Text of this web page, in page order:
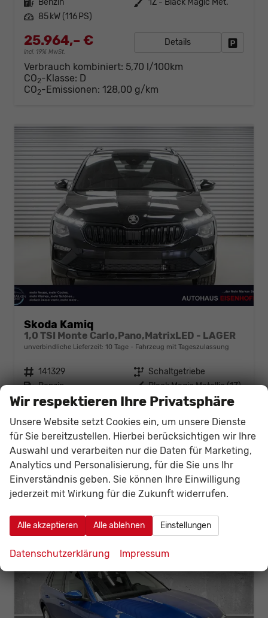
Leistung 85 kW (116 PS)
25.964,– €
incl. 19% MwSt.
Details
Verbrauch kombiniert: 5,70 l/100km
CO2-Klasse: D
CO2-Emissionen: 128,00 g/km
Skoda Kamiq
1,0 TSI Monte Carlo,Pano,MatrixLED - LAGER
unverbindliche Lieferzeit: 10 Tage Fahrzeug mit Tageszulassung
Fahrzeugnr. 141329 Getriebe Schaltgetriebe
Kraftstoff Benzin Außenfarbe Black Magic Metallic (1Z)
Leistung 85 kW (116 PS) Kilometerstand
20 km
26.141,– €
incl. 19% MwSt.
Details
Verbrauch kombiniert:5,40 l/100km
CO2-Klasse: D
2 -Emissionen: 123,00 g/km
Wir respektieren Ihre Privatsphäre
Unsere Website setzt Cookies ein, um unsere Dienste
für Sie bereitzustellen. Hierbei berücksichtigen wir Ihre
Auswahl und verarbeiten nur die Daten für Marketing,
Analytics und Personalisierung, für die Sie uns Ihr
Einverständnis geben. Sie können Ihre Einwilligung
jederzeit mit Wirkung für die Zukunft widerrufen.
Alle akzeptieren Alle ablehnen Einstellungen
Datenschutzerklärung Impressum